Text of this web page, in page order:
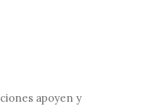
apoyen y